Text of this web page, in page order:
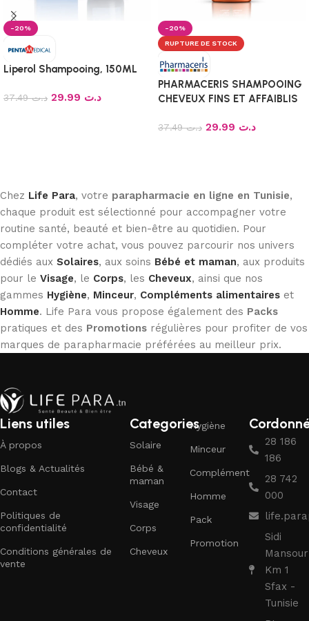
-20%
Liperol Shampooing, 150ML
د.ت37.49 د.ت
-20%
RUPTURE DE STOCK
PHARMACERIS SHAMPOOING
CHEVEUX FINS ET AFFAIBLIS
د.ت37.49 د.ت
Chez Life Para, votre parapharmacie en ligne en Tunisie,
chaque produit est sélectionné pour accompagner votre
routine santé, beauté et bien-être au quotidien. Pour
compléter votre achat, vous pouvez parcourir nos univers
dédiés aux Solaires, aux soins Bébé et maman, aux produits
pour le Visage, le Corps, les Cheveux, ainsi que nos
gammes Hygiène, Minceur, Compléments alimentaires et
Homme. Life Para vous propose également des Packs
pratiques et des Promotions régulières pour profiter de vos
marques de parapharmacie préférées au meilleur prix.
Liens utiles
À propos
Blogs & Actualités
Contact
Politiques de
confidentialité
Conditions générales de
vente
Categories
Solaire
Bébé &
maman
Visage
Corps
Cheveux
Hygiène
Minceur
Complément
Homme
Pack
Promotion
28 186
186
28 742
000
Sidi
Mansour
Km 1
Sfax -
Tunisie